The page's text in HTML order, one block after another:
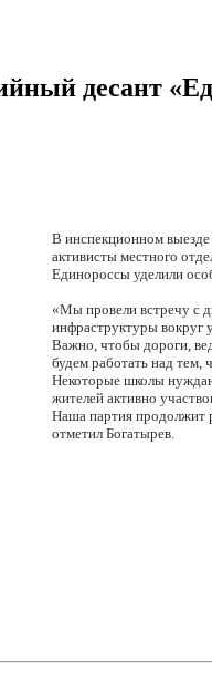
десант
В инспекционном выезде
активисты местного
Единороссы уделили
«Мы провели встречу с
инфраструктуры вокруг
Важно, чтобы дороги,
будем работать над тем,
Некоторые школы
жителей активно
Наша партия продолжит
отметил Богатырев.